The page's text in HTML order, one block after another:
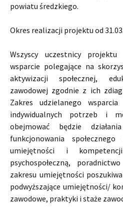
powiatu średzkiego.
Okres realizacji projektu od
Wszyscy uczestnicy
wsparcie polegające na
aktywizacji społecznej,
zawodowej zgodnie z ich
Zakres udzielanego
indywidualnych potrzeb i
obejmować będzie
funkcjonowania
umiejętności i
psychospołeczną,
zakresu umiejętności
podwyższające umiejętności/
zawodowe, praktyki i staże